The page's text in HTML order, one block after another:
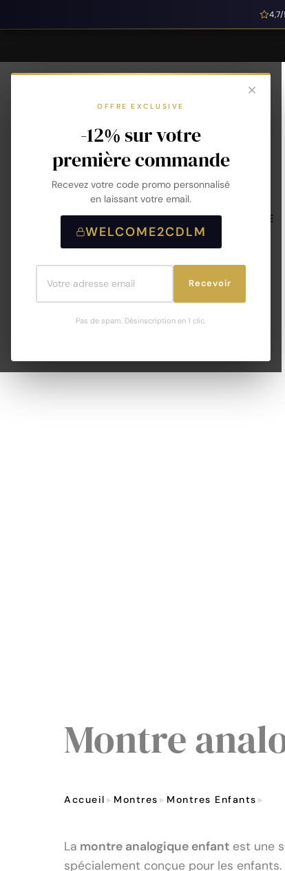
OFFRE EXCLUSIVE
-12% sur votre
première commande
Recevez votre code promo personnalisé
en laissant votre email.
WELCOME2CDLM
Recevoir
Pas de spam. Désinscription en 1 clic.
MONTRES HOMME
Montre
Accueil Montres Montres Enfants
La montre analogique enfant est une
spécialement conçue pour les